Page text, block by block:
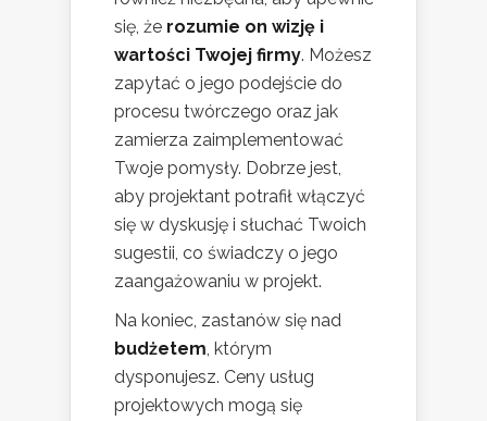
się, że rozumie on wizję i
wartości Twojej firmy. Możesz
zapytać o jego podejście do
procesu twórczego oraz jak
zamierza zaimplementować
Twoje pomysły. Dobrze jest,
aby projektant potrafił włączyć
się w dyskusję i słuchać Twoich
sugestii, co świadczy o jego
zaangażowaniu w projekt.
Na koniec, zastanów się nad
budżetem , którym
dysponujesz. Ceny usług
projektowych mogą się